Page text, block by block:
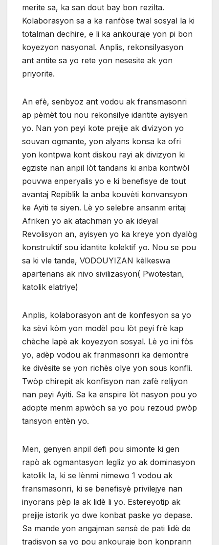
merite sa, ka san dout bay bon rezilta.
Kolaborasyon sa a ka ranfòse twal sosyal la ki
totalman dechire, e li ka ankouraje yon pi bon
koyezyon nasyonal. Anplis, rekonsilyasyon
ant antite sa yo rete yon nesesite ak yon
priyorite.
An efè, senbyoz ant vodou ak fransmasonri
ap pèmèt tou nou rekonsilye idantite ayisyen
yo. Nan yon peyi kote prejije ak divizyon yo
souvan ogmante, yon alyans konsa ka ofri
yon kontpwa kont diskou rayi ak divizyon ki
egziste nan anpil lòt tandans ki anba kontwòl
pouvwa enperyalis yo e ki benefisye de tout
avantaj Repiblik la anba kouvèti konvansyon
ke Ayiti te siyen. Lè yo selebre ansanm eritaj
Afriken yo ak atachman yo ak ideyal
Revolisyon an, ayisyen yo ka kreye yon dyalòg
konstruktif sou idantite kolektif yo. Nou se pou
sa ki vle tande, VODOUYIZAN kèlkeswa
apartenans ak nivo sivilizasyon( Pwotestan,
katolik elatriye)
Anplis, kolaborasyon ant de konfesyon sa yo
ka sèvi kòm yon modèl pou lòt peyi frè kap
chèche lapè ak koyezyon sosyal. Lè yo ini fòs
yo, adèp vodou ak franmasonri ka demontre
ke divèsite se yon richès olye yon sous konfli.
Twòp chirepit ak konfisyon nan zafè relijyon
nan peyi Ayiti. Sa ka enspire lòt nasyon pou yo
adopte menm apwòch sa yo pou rezoud pwòp
tansyon entèn yo.
Men, genyen anpil defi pou simonte ki gen
rapò ak ogmantasyon legliz yo ak dominasyon
katolik la, ki se lènmi nimewo 1 vodou ak
fransmasonri, ki se benefisyè privilejye nan
inyorans pèp la ak lidè li yo. Estereyotip ak
prejije istorik yo dwe konbat paske yo depase.
Sa mande yon angajman sensè de pati lidè de
tradisyon sa yo pou ankouraje bon konprann